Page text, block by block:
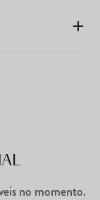
no momento.